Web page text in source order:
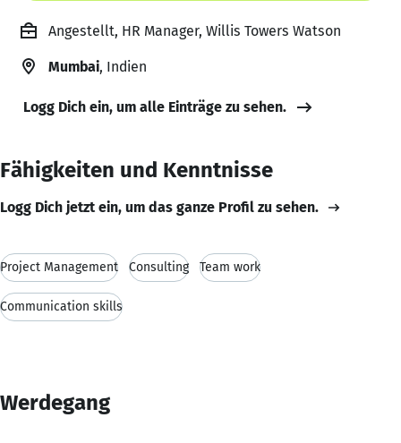
Angestellt, HR Manager, Willis Towers Watson
Mumbai, Indien
Logg Dich ein, um alle Einträge zu sehen.
Fähigkeiten und Kenntnisse
Logg Dich jetzt ein, um das ganze Profil zu sehen.
Project Management Consulting Team work
Communication skills
Werdegang